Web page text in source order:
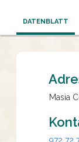
DATENBLATT
Masia